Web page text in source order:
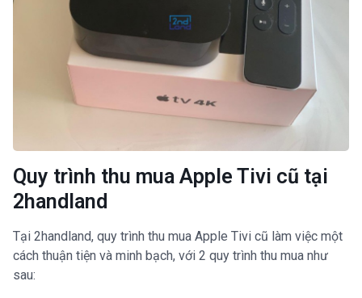
Quy trình thu mua Apple Tivi cũ tại
2handland
Tại 2handland, quy trình thu mua Apple Tivi cũ làm việc một
cách thuận tiện và minh bạch, với 2 quy trình thu mua như
sau: